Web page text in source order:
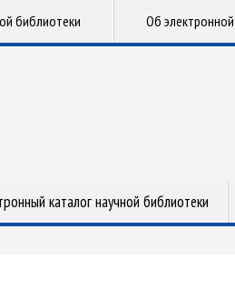
библиотеки Об
каталог научной библиотеки